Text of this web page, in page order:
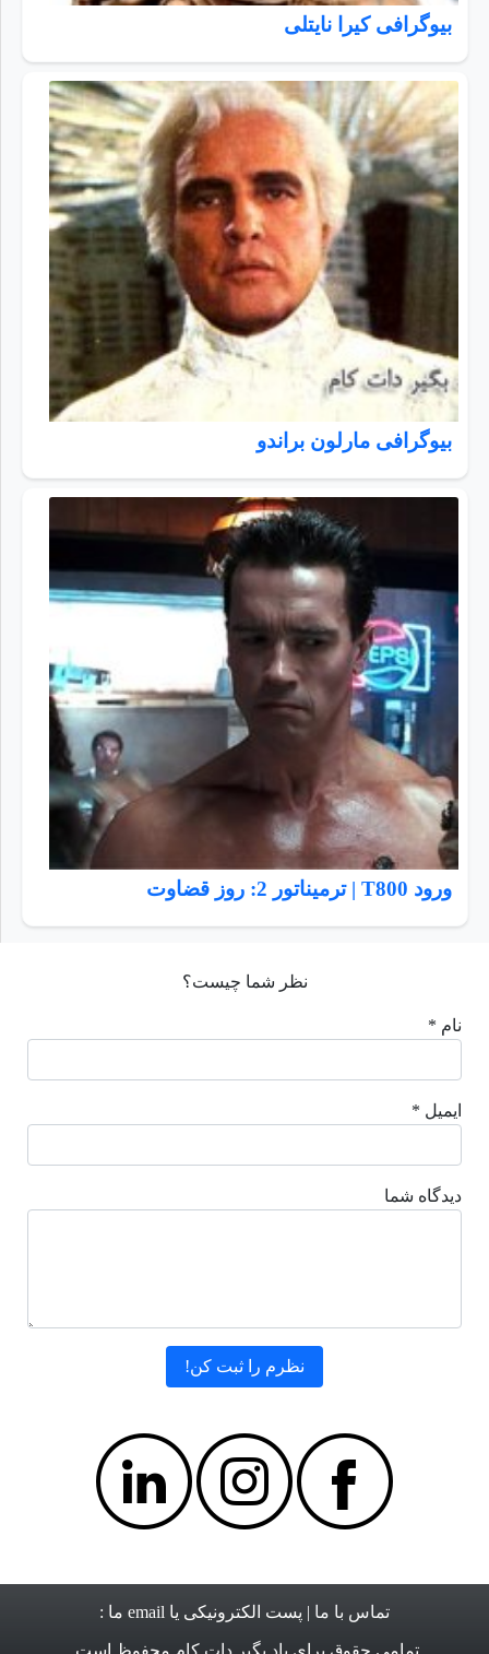
بیوگرافی کیرا نایتلی
بیوگرافی مارلون براندو
ورود T800 | ترمیناتور 2: روز قضاوت
نظر شما چیست؟
نام *
ایمیل *
دیدگاه شما
تماس با ما | پست الکترونیکی یا email ما :